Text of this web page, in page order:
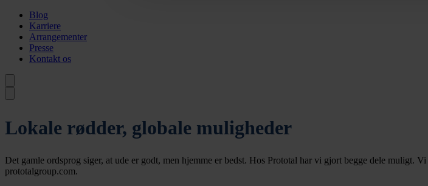
Blog
Karriere
Arrangementer
Presse
Kontakt os
Lokale rødder, globale muligheder
Det gamle ordsprog siger, at ude er godt, men hjemme er bedst. Hos Prototal har vi gjort begge dele muligt.
prototalgroup.com.